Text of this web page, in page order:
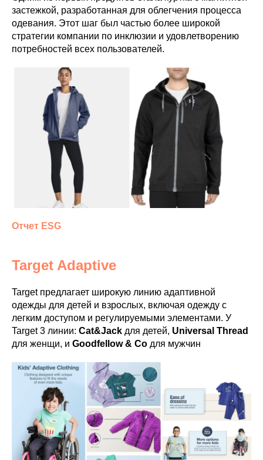
застежкой, разработанная для облегчения процесса
одевания. Этот шаг был частью более широкой
стратегии компании по инклюзии и удовлетворению
потребностей всех пользователей.
Отчет ESG
Target Adaptive
Target предлагает широкую линию адаптивной
одежды для детей и взрослых, включая одежду с
легким доступом и регулируемыми элементами. У
Target 3 линии: Cat&Jack для детей, Universal Thread
для женщи, и Goodfellow & Co для мужчин